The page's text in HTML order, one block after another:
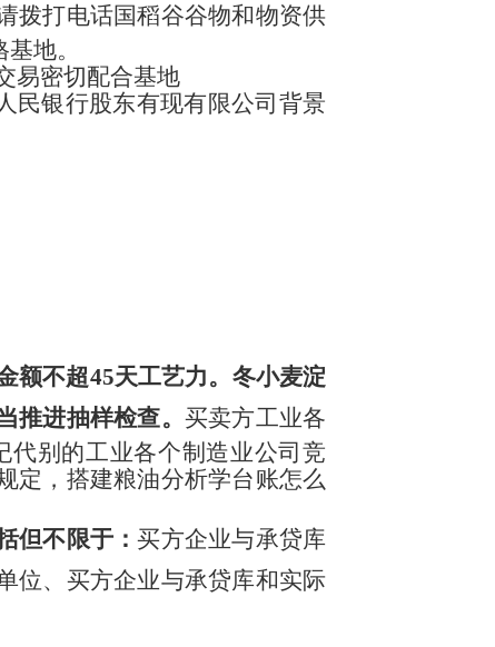
拨打电话国稻谷谷物和物资供
地。
易密切配合基地
民银行股东有现有限公司背景
额不超45天工艺力。冬小麦淀
进抽样检查。 买卖方工业各
别的工业各个制造业公司竞
定，搭建粮油分析学台账怎么
但不限于：买方企业与承贷库
位、买方企业与承贷库和实际